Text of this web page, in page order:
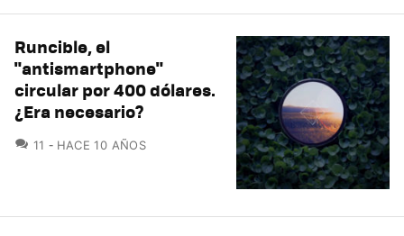
Runcible, el
"antismartphone"
circular por 400 dólares.
¿Era necesario?
11 COMENTARIOS
HACE 10 AÑOS